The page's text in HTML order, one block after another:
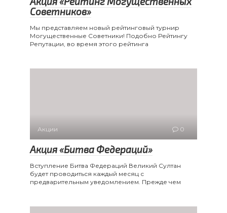
Советников»
Мы представляем новый рейтинговый турнир
Могущественные Советники! Подобно Рейтингу
Репутации, во время этого рейтинга
Акции 0
Акция «Битва Федераций»
Вступление Битва Федераций Великий Султан
будет проводиться каждый месяц с
предварительным уведомлением. Прежде чем